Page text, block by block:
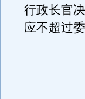
行政长官
应不超过